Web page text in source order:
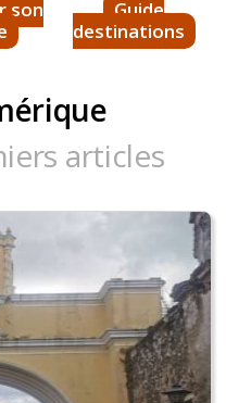
son
Guide
destinations
articles